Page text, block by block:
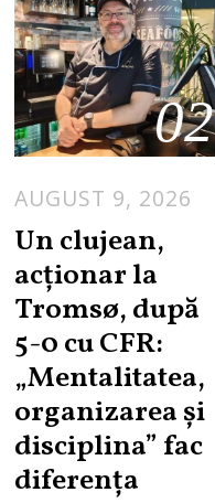
02
AUGUST 9, 2026
Un clujean,
acționar la
Tromsø, după
5-0 cu CFR:
„Mentalitatea,
organizarea și
disciplina” fac
diferența